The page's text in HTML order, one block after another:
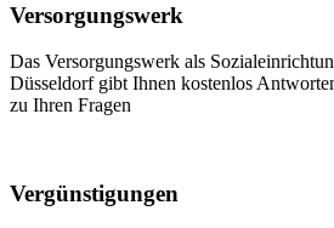
Versorgungswerk
Das Versorgungswerk als
Düsseldorf gibt Ihnen kostenlos
zu Ihren Fragen
Vergünstigungen